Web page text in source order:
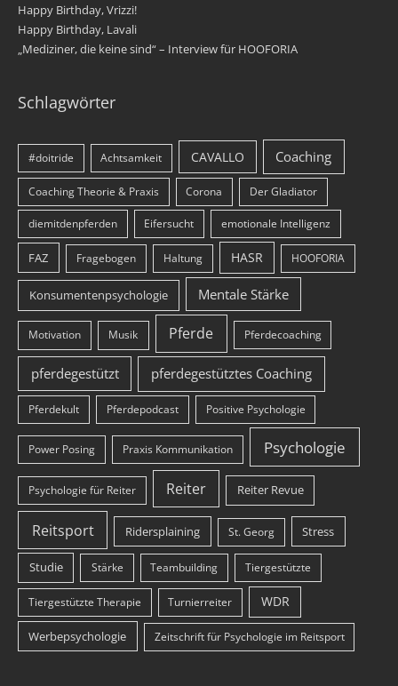
Happy Birthday, Vrizzi!
Happy Birthday, Lavali
„Mediziner, die keine sind“ – Interview für HOOFORIA
Schlagwörter
#doitride Achtsamkeit CAVALLO Coaching
Coaching Theorie & Praxis Corona Der Gladiator
diemitdenpferden Eifersucht emotionale Intelligenz
FAZ Fragebogen Haltung HASR HOOFORIA
Konsumentenpsychologie Mentale Stärke
Motivation Musik Pferde Pferdecoaching
pferdegestützt pferdegestütztes Coaching
Pferdekult Pferdepodcast Positive Psychologie
Power Posing Praxis Kommunikation Psychologie
Psychologie für Reiter Reiter Reiter Revue
Reitsport Ridersplaining St. Georg Stress
Studie Stärke Teambuilding Tiergestützte
Tiergestützte Therapie Turnierreiter WDR
Werbepsychologie Zeitschrift für Psychologie im Reitsport